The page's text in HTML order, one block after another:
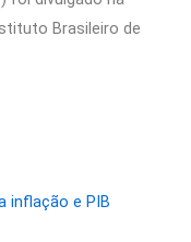
Brasileiro de
inflação e PIB